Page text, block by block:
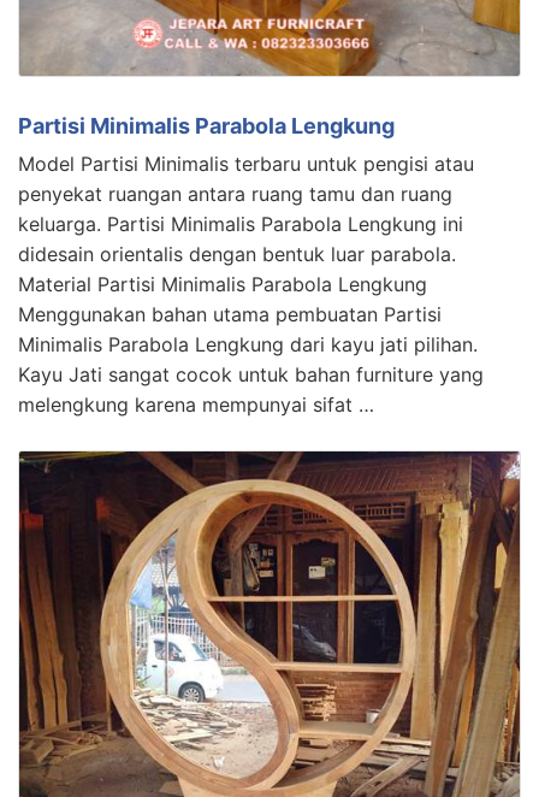
Partisi Minimalis Parabola Lengkung
Model Partisi Minimalis terbaru untuk pengisi atau
penyekat ruangan antara ruang tamu dan ruang
keluarga. Partisi Minimalis Parabola Lengkung ini
didesain orientalis dengan bentuk luar parabola.
Material Partisi Minimalis Parabola Lengkung
Menggunakan bahan utama pembuatan Partisi
Minimalis Parabola Lengkung dari kayu jati pilihan.
Kayu Jati sangat cocok untuk bahan furniture yang
melengkung karena mempunyai sifat …